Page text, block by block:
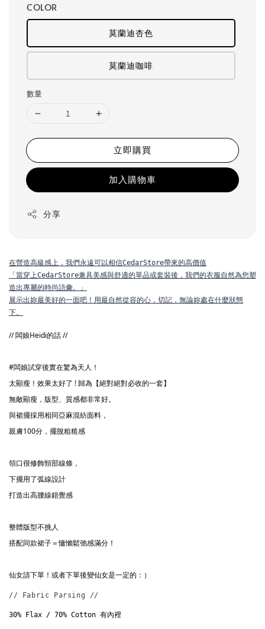
COLOR
莫蘭迪杏色
莫蘭迪咖啡
數量
立即購買
加入購物車
分享
在營造高級感上，我們永遠可以相信CedarStore帶來的高價值
「當穿上CedarStore兼具美感與舒適的單品或套裝後，我們的衣服自然為您塑
造出專屬的時尚語彙。」
展示出妳最美好的一面吧！用最自然從容的心，切記，無論妳處在什麼狀態
下。
// 闆娘Heidi的話 //
#闆娘試穿後實在驚為天人！
太顯瘦！效果太好了 ! 歸為【絕對絕對必收的一套】
無敵顯瘦，版型、質感都非常好。
與裙擺採用相同亞麻混紡面料，
親膚100分，擺脫粗糙感
領口很修飾頸部線條，
下擺用了弧線設計
打造出高腰線錯覺感
整體版型不挑人
搭配同款裙子＝慵懶鬆弛感滿分！
仙女請下單！或者下單後變仙女是一定的：）
// Fabric Parsing //
30% Flax / 70% Cotton 有內裡